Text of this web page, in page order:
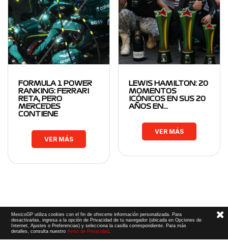
FORMULA 1 POWER
RANKING: FERRARI
RETA, PERO
MERCEDES
CONTIENE
VER MÁS
LEWIS HAMILTON: 20
MOMENTOS
ICÓNICOS EN SUS 20
AÑOS EN…
VER MÁS
MexicoGP utiliza cookies con el fin de ofrecerte información personalizada. Para
desactivarlas, ingresa a la opción de Privacidad de tu navegador (ubicada en Opciones de
Internet, Ajustes o Preferencias) y selecciona la casilla correspondiente. Para más
detalles, consulta nuestroAviso de Privacidad.